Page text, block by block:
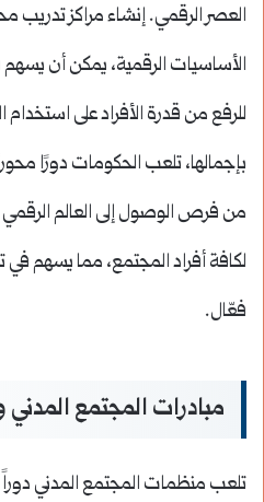
العصر الرقمي. إنشاء مراكز تدريب
الأساسيات الرقمية، يمكن أن يسهم
للرفع من قدرة الأفراد على استخدام
بإجمالها، تلعب الحكومات دورًا
من فرص الوصول إلى العالم
لكافة أفراد المجتمع، مما يسهم في
فعّال.
مبادرات المجتمع المدني
تلعب منظمات المجتمع المدني دوراً